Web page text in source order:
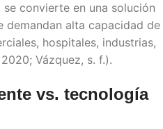
convierte en una solución
alta capacidad de
hospitales, industrias,
Vázquez, s. f.).
vs. tecnología